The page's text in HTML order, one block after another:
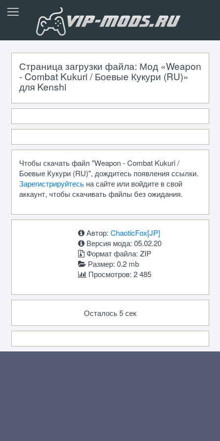
Страница загрузки файла: Мод «Weapon
- Combat Kukuri / Боевые Кукури (RU)»
для Kenshi
Чтобы скачать файл "Weapon - Combat Kukuri /
Боевые Кукури (RU)", дождитесь появления ссылки.
Зарегистрируйтесьна сайте или войдите в свой
аккаунт, чтобы скачивать файлы без ожидания.
Автор: ChaoticFox[JP]
Версия мода: 05.02.20
Формат файла: ZIP
Размер: 0.2 mb
Просмотров: 2 485
Осталось 5 сек